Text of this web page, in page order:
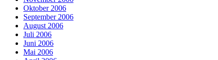
Oktober 2006
September 2006
August 2006
Juli 2006
Juni 2006
Mai 2006